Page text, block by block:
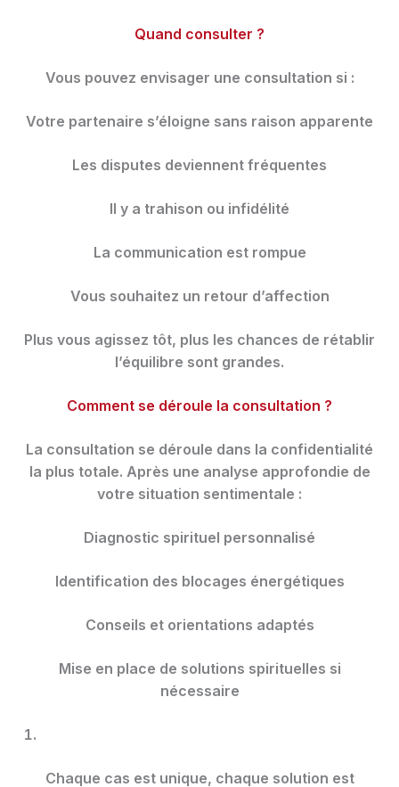
Quand consulter ?
Vous pouvez envisager une consultation si :
Votre partenaire s’éloigne sans raison apparente
Les disputes deviennent fréquentes
Il y a trahison ou infidélité
La communication est rompue
Vous souhaitez un retour d’affection
Plus vous agissez tôt, plus les chances de rétablir
l’équilibre sont grandes.
Comment se déroule la consultation ?
La consultation se déroule dans la confidentialité
la plus totale. Après une analyse approfondie de
votre situation sentimentale :
Diagnostic spirituel personnalisé
Identification des blocages énergétiques
Conseils et orientations adaptés
Mise en place de solutions spirituelles si
nécessaire
Chaque cas est unique, chaque solution est